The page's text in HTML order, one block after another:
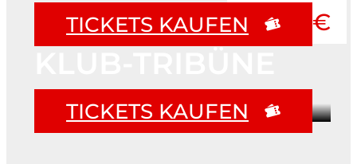
ab 27 €
TICKETS KAUFEN
TICKETS KAUFEN